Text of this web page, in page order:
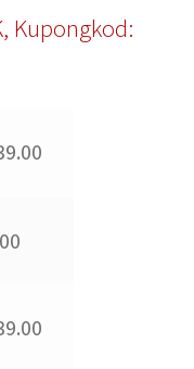
Kupongkod: